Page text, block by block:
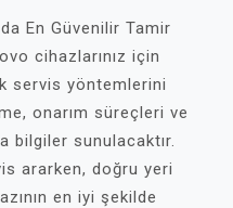
En Güvenilir Tamir
cihazlarınız için
servis yöntemlerini
onarım süreçleri ve
bilgiler sunulacaktır.
ararken, doğru yeri
en iyi şekilde